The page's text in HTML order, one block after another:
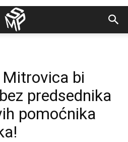
Mitrovica bi
predsednika
pomoćnika